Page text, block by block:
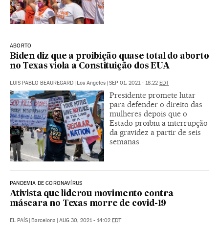
ABORTO
Biden diz que a proibição quase total do aborto
no Texas viola a Constituição dos EUA
LUIS PABLO BEAUREGARD | Los Angeles | SEP 01, 2021 - 18:22 EDT
Presidente promete lutar
para defender o direito das
mulheres depois que o
Estado proibiu a interrupção
da gravidez a partir de seis
semanas
PANDEMIA DE CORONAVÍRUS
Ativista que liderou movimento contra
máscara no Texas morre de covid-19
EL PAÍS | Barcelona | AUG 30, 2021 - 14:02 EDT